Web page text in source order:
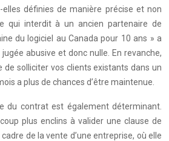
elles définies de manière précise et non
qui interdit à un ancien partenaire de
du logiciel au Canada pour 10 ans » a
abusive et donc nulle. En revanche,
de solliciter vos clients existants dans un
a plus de chances d’être maintenue.
du contrat est également déterminant.
plus enclins à valider une clause de
de la vente d’une entreprise, où elle